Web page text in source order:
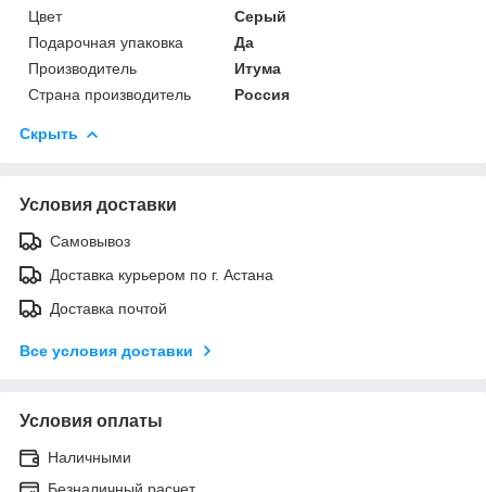
Цвет
Серый
Подарочная упаковка
Да
Производитель
Итума
Страна производитель
Россия
Скрыть
Условия доставки
Самовывоз
Доставка курьером по г. Астана
Доставка почтой
Все условия доставки
Условия оплаты
Наличными
Безналичный расчет